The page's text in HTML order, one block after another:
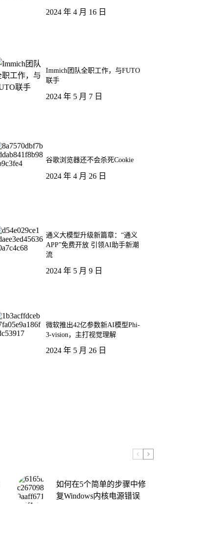
2024 年 4 月 16 日
Immich团队全职工作，与FUTO
联手
2024 年 5 月 7 日
谷歌浏览器还不会杀死Cookie
2024 年 4 月 26 日
通义大模型升级新篇章：“通义
APP”免费开放 引领AI助手新潮
流
2024 年 5 月 9 日
微软推出42亿参数新AI模型Phi-
3-vision，主打视觉理解
2024 年 5 月 26 日
如何在5个简单的步骤中修
复Windows内核电源错误